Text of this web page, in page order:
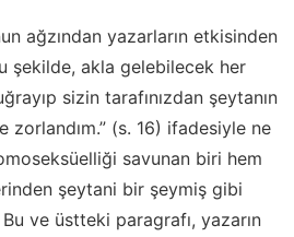
ağzından yazarların etkisinden
şekilde, akla gelebilecek her
sizin tarafınızdan şeytanın
zorlandım.” (s. 16) ifadesiyle ne
savunan biri hem
şeytani bir şeymiş gibi
ve üstteki paragrafı, yazarın